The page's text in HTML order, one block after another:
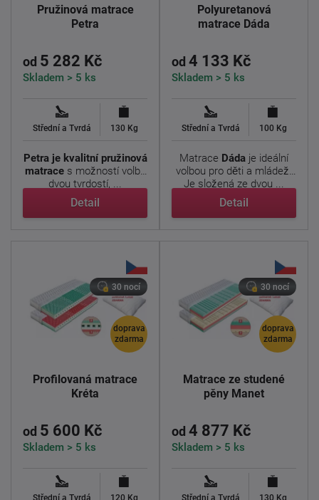
Pružinová matrace
Petra
od 5 282 Kč
Skladem > 5 ks
Střední a Tvrdá 130 Kg
Petra je kvalitní pružinová
matrace s možností volby
dvou tvrdostí, ...
Detail
Polyuretanová
matrace Dáda
od 4 133 Kč
Skladem > 5 ks
Střední a Tvrdá 100 Kg
Matrace Dáda je ideální
volbou pro děti a mládež.
Je složená ze dvou ...
Detail
doprava
zdarma
30 nocí
Profilovaná matrace
Kréta
od 5 600 Kč
Skladem > 5 ks
Střední a Tvrdá 120 Kg
doprava
zdarma
30 nocí
Matrace ze studené
pěny Manet
od 4 877 Kč
Skladem > 5 ks
Střední a Tvrdá 130 Kg